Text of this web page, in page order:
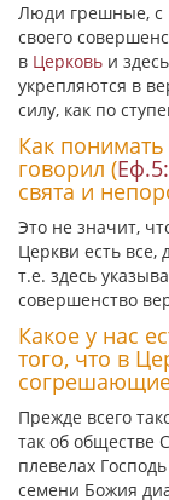
Люди грешные, с
своего
в Церковь и
укрепляются в
силу, как по
Как понимать
говорил (
свята и
Это не значит,
Церкви есть
т.е. здесь
совершенство
Какое у нас
того, что в
Прежде всего
так об
плевелах
семени Божия